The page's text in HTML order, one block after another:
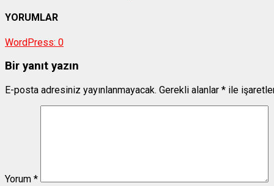
YORUMLAR
WordPress: 0
Bir yanıt yazın
E-posta adresiniz yayınlanmayacak. Gerekli alanlar * ile
Yorum *